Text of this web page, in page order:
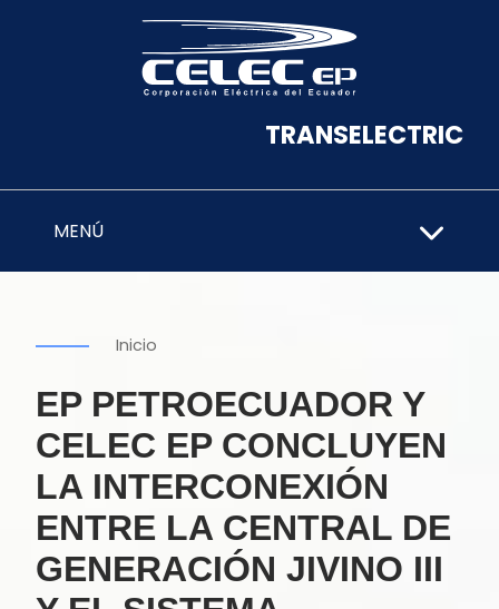
TRANSELECTRIC
MENÚ
Inicio
EP PETROECUADOR Y
CELEC EP CONCLUYEN
LA INTERCONEXIÓN
ENTRE LA CENTRAL DE
GENERACIÓN JIVINO III